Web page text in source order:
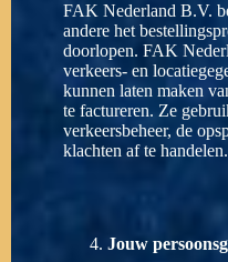
FAK Nederland B.V.
andere het
doorlopen. FAK
verkeers- en
kunnen laten maken
te factureren. Ze
verkeersbeheer, de
klachten af te handelen.
Jouw